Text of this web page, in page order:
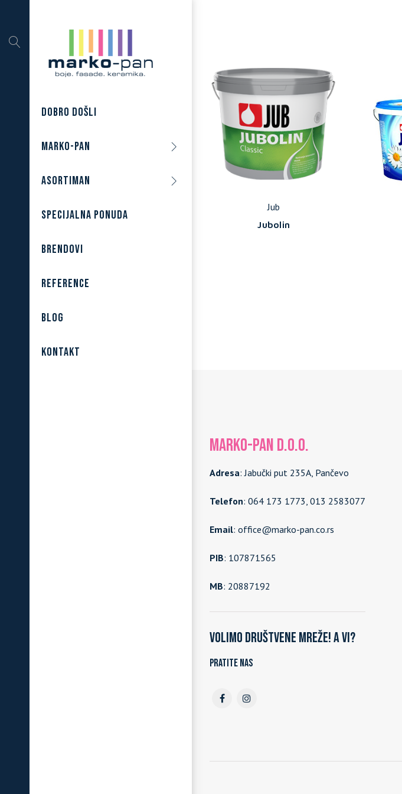
DOBRO DOŠLI
MARKO-PAN
ASORTIMAN
SPECIJALNA PONUDA
BRENDOVI
REFERENCE
BLOG
KONTAKT
Jub
Jubolin
MARKO-PAN d.o.o.
Adresa: Jabučki put 235A, Pančevo
Telefon: 064 173 1773, 013 2583077
Email: office@marko-pan.co.rs
PIB: 107871565
MB: 20887192
Volimo društvene mreže! A vi?
Pratite nas